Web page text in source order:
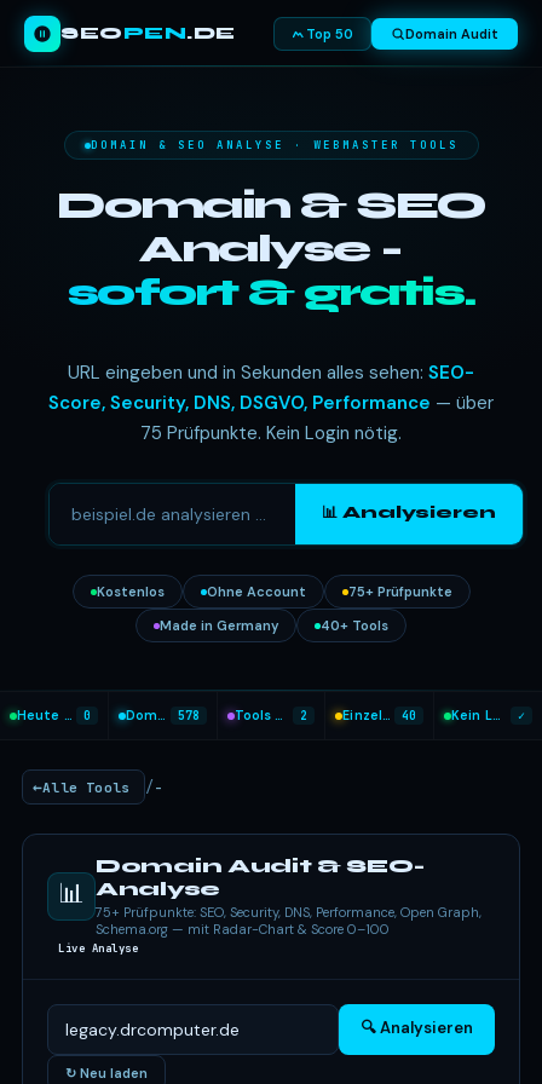
SEOPEN.DE Top 50 Domain Audit
DOMAIN & SEO ANALYSE · WEBMASTER TOOLS
Domain & SEO
Analyse -
sofort & gratis.
URL eingeben und in Sekunden alles sehen: SEO-
Score, Security, DNS, DSGVO, Performance — über
75 Prüfpunkte. Kein Login nötig.
📊 Analysieren
Kostenlos Ohne Account
75+ Prüfpunkte
Made in Germany
40+ Tools
Heute analysiert 0 Domains geprüft 578 Tools heute genutzt 2 Einzel-Tools 40 Kein Login nötig ✓
Alle Tools / -
📊
Domain Audit & SEO-
Analyse
75+ Prüfpunkte: SEO, Security, DNS, Performance, Open Graph,
Schema.org — mit Radar-Chart & Score 0–100
Live Analyse
🔍 Analysieren
↻ Neu laden